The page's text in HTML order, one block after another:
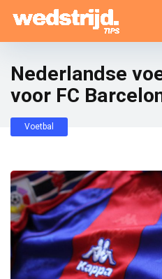
Nederlandse
voor FC
Voetbal